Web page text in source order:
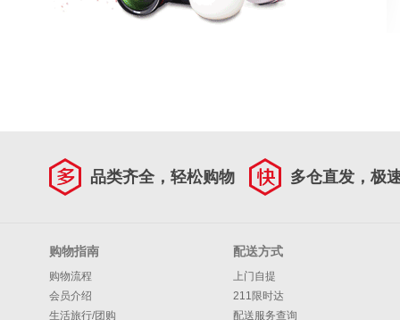
品类齐全，轻松购物 多仓直发，极
购物指南
购物流程
会员介绍
生活旅行/团购
配送方式
上门自提
211限时达
配送服务查询